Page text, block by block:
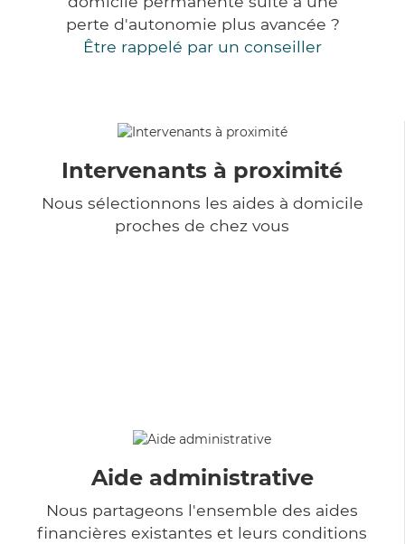
perte d'autonomie plus avancée ?
Être rappelé par un conseiller
Intervenants à proximité
Nous sélectionnons les aides à domicile
proches de chez vous
Aide administrative
Nous partageons l'ensemble des aides
financières existantes et leurs conditions